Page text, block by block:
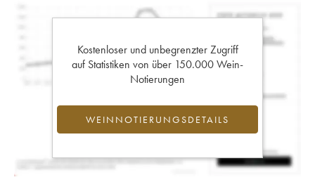
Kostenloser und unbegrenzter Zugriff
auf Statistiken von über 150.000 Wein-
Notierungen
WEINNOTIERUNGSDETAILS